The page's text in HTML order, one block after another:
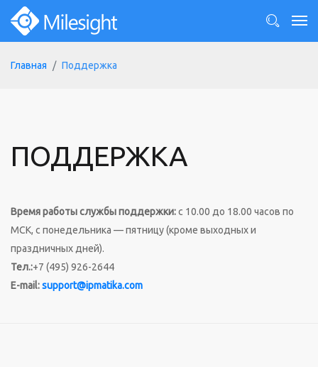
Главная Поддержка
ПОДДЕРЖКА
Время работы службы поддержки:с 10.00 до 18.00 часов по
МСК, с понедельника — пятницу (кроме выходных и
праздничных дней).
Тел.:+7 (495) 926-2644
E-mail:support@ipmatika.com